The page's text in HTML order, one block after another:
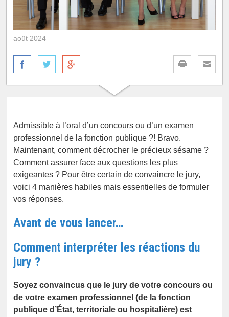
août 2024
Admissible à l’oral d’un concours ou d’un examen
professionnel de la fonction publique ?! Bravo.
Maintenant, comment décrocher le précieux sésame ?
Comment assurer face aux questions les plus
exigeantes ? Pour être certain de convaincre le jury,
voici 4 manières habiles mais essentielles de formuler
vos réponses.
Avant de vous lancer…
Comment interpréter les réactions du
jury ?
Soyez convaincus que le jury de votre concours ou
de votre examen professionnel (de la fonction
publique d’État, territoriale ou hospitalière) est